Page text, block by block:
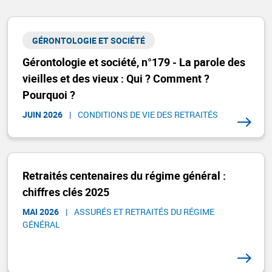
Gérontologie et société, n°179 - La parole des
vieilles et des vieux : Qui ? Comment ?
Pourquoi ?
GÉRONTOLOGIE ET SOCIÉTÉ​
JUIN 2026 | CONDITIONS DE VIE DES RETRAITÉS
Retraités centenaires du régime général :
chiffres clés 2025
MAI 2026 | ASSURÉS ET RETRAITÉS DU RÉGIME
GÉNÉRAL​